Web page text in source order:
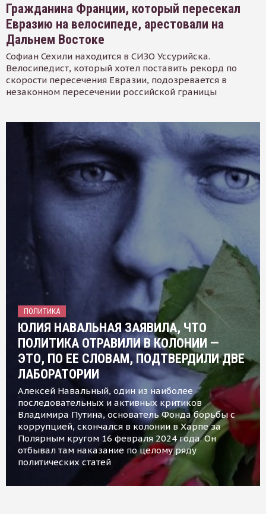
Гражданина Франции, который пересекал
Евразию на велосипеде, арестовали на
Дальнем Востоке
Софиан Сехили находится в СИЗО Уссурийска.
Велосипедист, который хотел поставить рекорд по
скорости пересечения Евразии, подозревается в
незаконном пересечении российской границы
ПОЛИТИКА
ЮЛИЯ НАВАЛЬНАЯ ЗАЯВИЛА, ЧТО
ПОЛИТИКА ОТРАВИЛИ В КОЛОНИИ —
ЭТО, ПО ЕЕ СЛОВАМ, ПОДТВЕРДИЛИ ДВЕ
ЛАБОРАТОРИИ
Алексей Навальный, один из наиболее
последовательных и активных критиков
Владимира Путина, основатель Фонда борьбы с
коррупцией, скончался в колонии в Харпе за
Полярным кругом 16 февраля 2024 года. Он
отбывал там наказание по целому ряду
политических статей